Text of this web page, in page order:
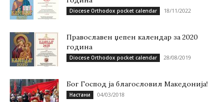
Diocese Orthodox pocket calendar 18/11/2022
Православен џепен календар за 2020
година
Diocese Orthodox pocket calendar 28/08/2019
Бог Господ ја благословил Македонија!
Настани 04/03/2018